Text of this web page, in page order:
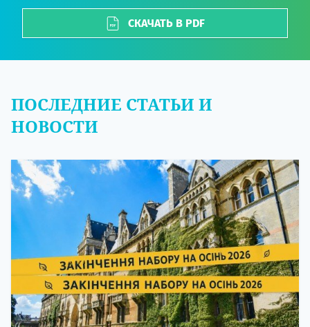
СКАЧАТЬ В PDF
ПОСЛЕДНИЕ СТАТЬИ И
НОВОСТИ